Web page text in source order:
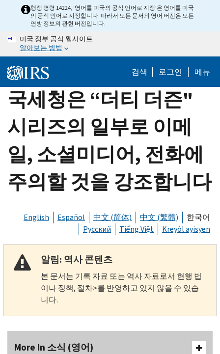
content
행정 명령 14224, ‘영어를 미국의 공식 언어로 지정’은 영어를 미국
의 공식 언어로 지정합니다. 따라서 모든 문서의 영어 버전은 모든
연방 정보의 관헌 버전입니다.
미국 정부 공식 웹사이트
알아보는 방법
검색 로그인 메뉴
국세청은 “더티 더즌"
시리즈의 일부로 이메
일, 소셜미디어, 전화에
주의할 것을 강조합니다
English Español 中文 (简体) 中文 (繁體)
한국어
Русский
Tiếng Việt Kreyòl ayisyen
알림: 역사 콘텐츠
본 문서는 기록 자료 또는 역사 자료로서 현행 법
이나 정책, 절차>를 반영하고 있지 않을 수 있습
니다.
More In 소식 (영어)